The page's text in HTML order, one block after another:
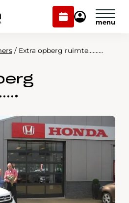
Plan
onderhoud
Mijn
onderhoud
/ Extra opberg ruimte……….